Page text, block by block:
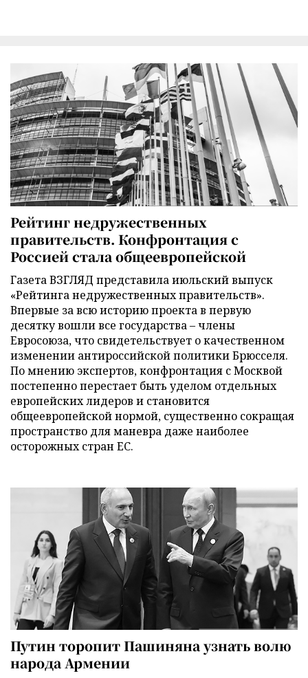
Рейтинг недружественных
правительств. Конфронтация с
Россией стала общеевропейской
Газета ВЗГЛЯД представила июльский выпуск
«Рейтинга недружественных правительств».
Впервые за всю историю проекта в первую
десятку вошли все государства – члены
Евросоюза, что свидетельствует о качественном
изменении антироссийской политики Брюсселя.
По мнению экспертов, конфронтация с Москвой
постепенно перестает быть уделом отдельных
европейских лидеров и становится
общеевропейской нормой, существенно сокращая
пространство для маневра даже наиболее
осторожных стран ЕС.
Путин торопит Пашиняна узнать волю
народа Армении